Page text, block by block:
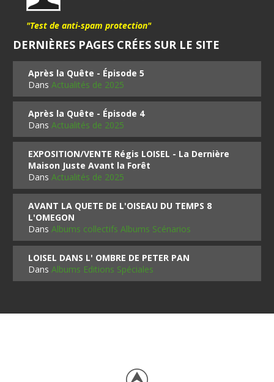
"Test de anti-spam protection"
DERNIÈRES PAGES CRÉES SUR LE SITE
Après la Quête - Épisode 5
DansActualités de 2025
Après la Quête - Épisode 4
DansActualités de 2025
EXPOSITION/VENTE Régis LOISEL - La Dernière
Maison Juste Avant la Forêt
DansActualités de 2025
AVANT LA QUETE DE L'OISEAU DU TEMPS 8
L'OMEGON
DansAlbums collectifs Albums Scénarios
LOISEL DANS L' OMBRE DE PETER PAN
DansAlbums Editions Spéciales